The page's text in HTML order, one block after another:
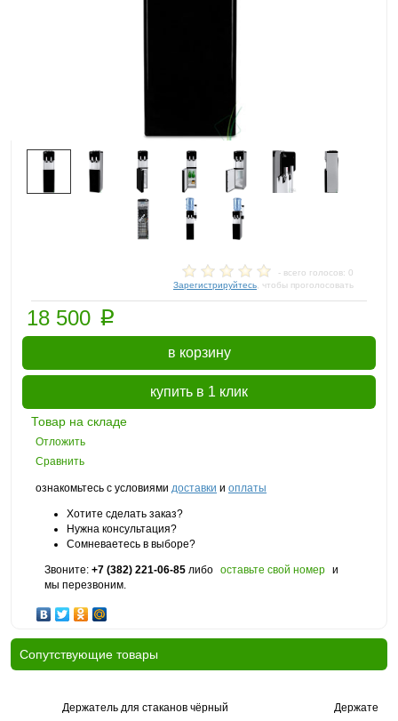
- всего голосов: 0
Зарегистрируйтесь , чтобы проголосовать
18 500 p
в корзину
купить в 1 клик
Товар на складе
Отложить
Сравнить
ознакомьтесь с условиями доставки и оплаты
Хотите сделать заказ?
Нужна консультация?
Сомневаетесь в выборе?
Звоните: +7 (382) 221-06-85 либо оставьте свой номер и
мы перезвоним.
Cопутствующие товары
Держатель для стаканов чёрный Держатель